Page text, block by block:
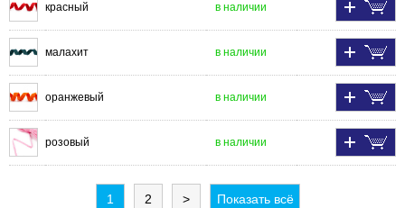
красный в наличии
малахит в наличии
оранжевый в наличии
розовый в наличии
1 2 > Показать всё